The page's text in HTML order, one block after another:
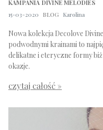
KAMPANIA DIVINE MELODIES
15-03-2020
BLOG Karolina
Nowa kolekcja Decolove
podwodnymi krainami to
delikatne i eteryczne formy
okazje.
czytaj całość »